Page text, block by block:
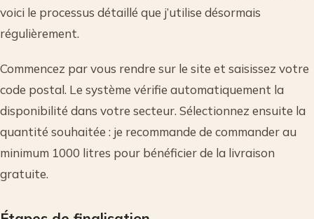
voici le processus détaillé que j’utilise désormais
régulièrement.
Commencez par vous rendre sur le site et saisissez votre
code postal. Le système vérifie automatiquement la
disponibilité dans votre secteur. Sélectionnez ensuite la
quantité souhaitée : je recommande de commander au
minimum 1000 litres pour bénéficier de la livraison
gratuite.